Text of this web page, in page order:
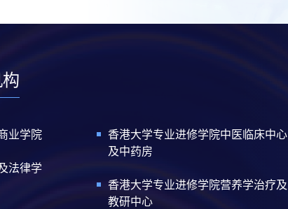
业学院
法律学
香港大学专业进修学院中医临床中心
及中药房
香港大学专业进修学院营养学治疗及
教研中心